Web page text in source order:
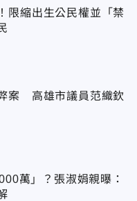
限縮出生公民權並「禁
案 高雄市議員范織欽
萬」？張淑娟親曝：